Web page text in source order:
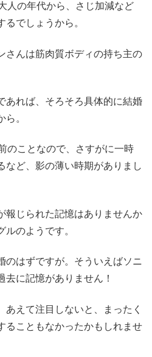
人の年代から、さじ加減など
でしょうから。
さんは筋肉質ボディの持ち主の
あれば、そろそろ具体的に結婚
。
のことなので、さすがに一時
など、影の薄い時期がありまし
報じられた記憶はありませんか
ルのようです。
のはずですが。そういえばソニ
去に記憶がありません！
あえて注目しないと、まったく
ることもなかったかもしれませ